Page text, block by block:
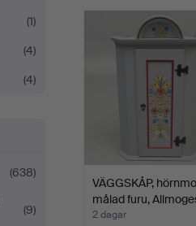
(1)
(4)
(4)
(638)
(9)
VÄGGSKÅP,
målad furu,
2 dagar